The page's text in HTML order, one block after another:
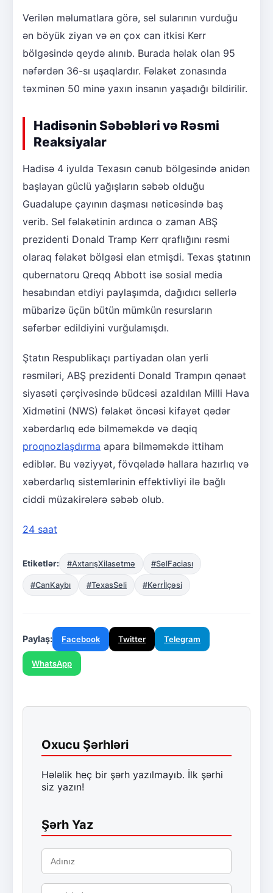
Verilən məlumatlara görə, sel sularının vurduğu
ən böyük ziyan və ən çox can itkisi Kerr
bölgəsində qeydə alınıb. Burada həlak olan 95
nəfərdən 36-sı uşaqlardır. Fəlakət zonasında
təxminən 50 minə yaxın insanın yaşadığı bildirilir.
Hadisənin Səbəbləri və Rəsmi
Reaksiyalar
Hadisə 4 iyulda Texasın cənub bölgəsində anidən
başlayan güclü yağışların səbəb olduğu
Guadalupe çayının daşması nəticəsində baş
verib. Sel fəlakətinin ardınca o zaman ABŞ
prezidenti Donald Tramp Kerr qraflığını rəsmi
olaraq fəlakət bölgəsi elan etmişdi. Texas ştatının
qubernatoru Qreqq Abbott isə sosial media
hesabından etdiyi paylaşımda, dağıdıcı sellerlə
mübarizə üçün bütün mümkün resursların
səfərbər edildiyini vurğulamışdı.
Ştatın Respublikaçı partiyadan olan yerli
rəsmiləri, ABŞ prezidenti Donald Trampın qənaət
siyasəti çərçivəsində büdcəsi azaldılan Milli Hava
Xidmətini (NWS) fəlakət öncəsi kifayət qədər
xəbərdarlıq edə bilməməkdə və dəqiq
proqnozlaşdırma apara bilməməkdə ittiham
ediblər. Bu vəziyyət, fövqəladə hallara hazırlıq və
xəbərdarlıq sistemlərinin effektivliyi ilə bağlı
ciddi müzakirələrə səbəb olub.
24 saat
Etiketlər: #AxtarışXilasetmə #SelFaciası
#CanKaybı #TexasSeli #Kerrİlçəsi
Paylaş: Facebook Twitter Telegram
WhatsApp
Oxucu Şərhləri
Hələlik heç bir şərh yazılmayıb. İlk şərhi
siz yazın!
Şərh Yaz